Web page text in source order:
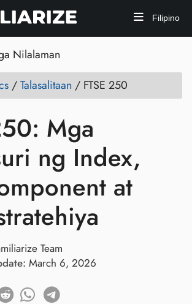
Filipino
Nilalaman
/Talasalitaan / FTSE 250
Mga
ng Index,
at
Team
March 6, 2026